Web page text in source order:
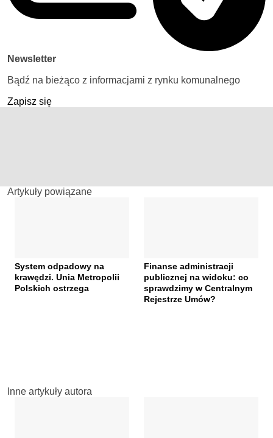
Newsletter
Bądź na bieżąco z informacjami z rynku komunalnego
Zapisz się
Artykuły powiązane
System odpadowy na
krawędzi. Unia Metropolii
Polskich ostrzega
Finanse administracji
publicznej na widoku: co
sprawdzimy w Centralnym
Rejestrze Umów?
Inne artykuły autora